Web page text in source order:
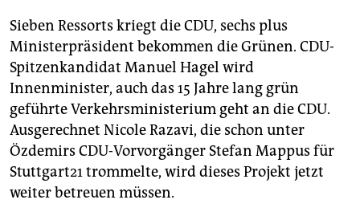
Sieben Ressorts kriegt die CDU, sechs plus
Ministerpräsident bekommen die Grünen. CDU-
Spitzenkandidat Manuel Hagel wird
Innenminister, auch das 15 Jahre lang grün
geführte Verkehrsministerium geht an die CDU.
Ausgerechnet Nicole Razavi, die schon unter
Özdemirs CDU-Vorvorgänger Stefan Mappus für
Stuttgart21 trommelte, wird dieses Projekt jetzt
weiter betreuen müssen.